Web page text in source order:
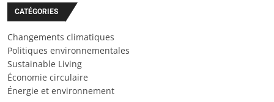
CATÉGORIES
Changements climatiques
Politiques environnementales
Sustainable Living
Économie circulaire
Énergie et environnement